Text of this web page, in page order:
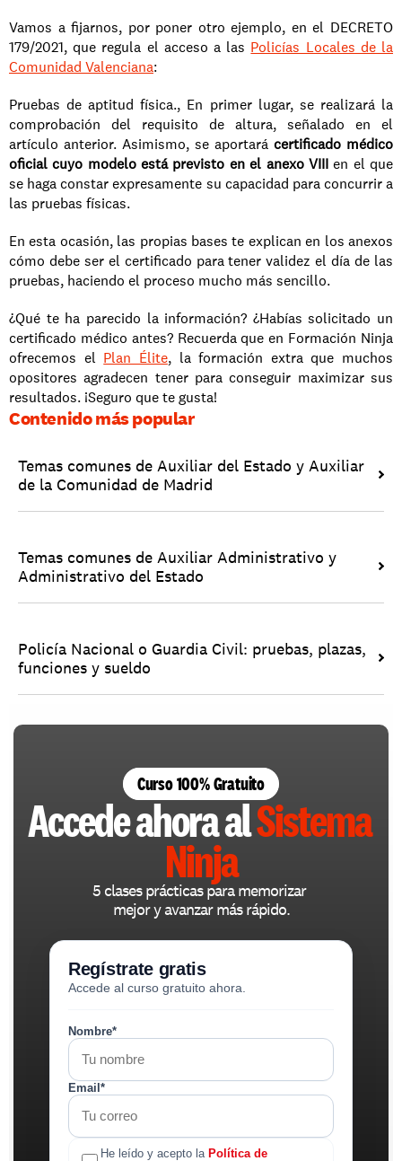
Vamos a fijarnos, por poner otro ejemplo, en el DECRETO
179/2021, que regula el acceso a las Policías Locales de la
Comunidad Valenciana:
Pruebas de aptitud física., En primer lugar, se realizará la
comprobación del requisito de altura, señalado en el
artículo anterior. Asimismo, se aportará certificado médico
oficial cuyo modelo está previsto en el anexo VIII en el que
se haga constar expresamente su capacidad para concurrir a
las pruebas físicas.
En esta ocasión, las propias bases te explican en los anexos
cómo debe ser el certificado para tener validez el día de las
pruebas, haciendo el proceso mucho más sencillo.
¿Qué te ha parecido la información? ¿Habías solicitado un
certificado médico antes? Recuerda que en Formación Ninja
ofrecemos el Plan Élite, la formación extra que muchos
opositores agradecen tener para conseguir maximizar sus
resultados. ¡Seguro que te gusta!
Contenido más popular
Temas comunes de Auxiliar del Estado y Auxiliar
de la Comunidad de Madrid
Temas comunes de Auxiliar Administrativo y
Administrativo del Estado
Policía Nacional o Guardia Civil: pruebas, plazas,
funciones y sueldo
Curso 100% Gratuito
Accede ahora al Sistema
Ninja
5 clases prácticas para memorizar
mejor y avanzar más rápido.
Regístrate gratis
Accede al curso gratuito ahora.
Nombre*
Email*
He leído y acepto la Política de